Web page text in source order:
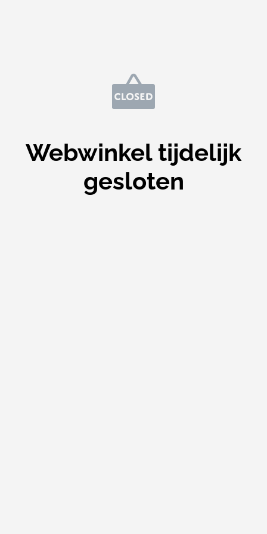
Webwinkel tijdelijk
gesloten